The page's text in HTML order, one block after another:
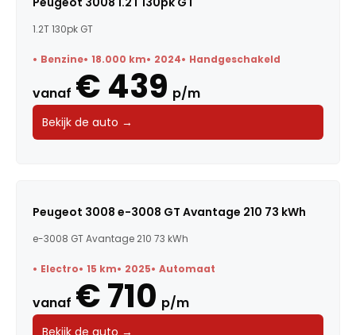
Kleur
Voertuigsoort
Energielabel
1.2T 130pk GT
Benzine 18.000 km 2024 Handgeschakeld
vanaf € 439 p/m
Bekijk de auto →
Peugeot 3008 e-3008 GT Avantage 210 73 kWh
e-3008 GT Avantage 210 73 kWh
Electro 15 km 2025 Automaat
vanaf € 710 p/m
Bekijk de auto →